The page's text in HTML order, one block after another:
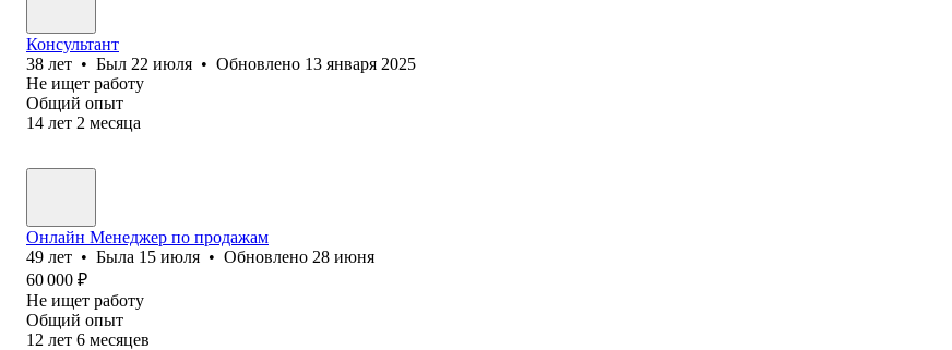
Консультант
38 лет • Был 22 июля • Обновлено 13 января 2025
Не ищет работу
Общий опыт
14 лет 2 месяца
Онлайн Менеджер по продажам
49 лет • Была 15 июля • Обновлено 28 июня
60 000 ₽
Не ищет работу
Общий опыт
12 лет 6 месяцев